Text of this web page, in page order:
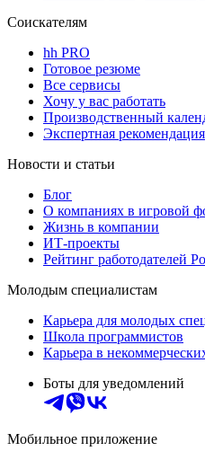
Соискателям
hh PRO
Готовое резюме
Все сервисы
Хочу у вас работать
Производственный
Экспертная рекомендация
Новости и статьи
Блог
О компаниях в игровой
Жизнь в компании
ИТ-проекты
Рейтинг работодателей
Молодым специалистам
Карьера для молодых
Школа программистов
Карьера в
Боты для уведомлений
Мобильное приложение